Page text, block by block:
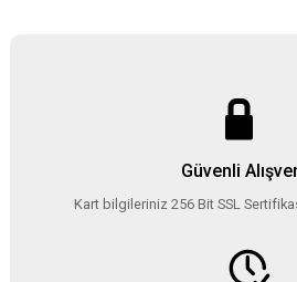
Güvenli
Kart bilgileriniz 256 Bit SSL